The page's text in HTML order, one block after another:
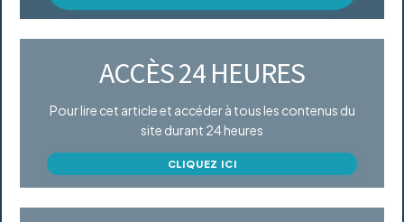
ACCÈS 24 HEURES
Pour lire cet article et accéder à tous les contenus du
site durant 24 heures
CLIQUEZ ICI